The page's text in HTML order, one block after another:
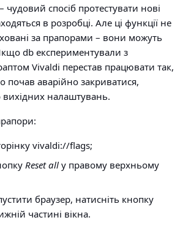
чудовий спосіб протестувати нові
в розробці. Але ці функції не
за прапорами – вони можуть
db експериментували з
Vivaldi перестав працювати так,
почав аварійно закриватися,
вихідних налаштувань.
vivaldi://flags;
Reset all у правому верхньому
браузер, натисніть кнопку
частині вікна.